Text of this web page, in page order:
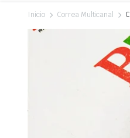
Inicio Correa Multicanal